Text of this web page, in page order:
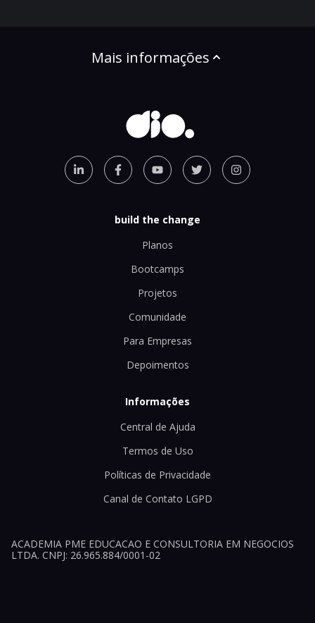
Mais informações
build the change
Planos
Bootcamps
Projetos
Comunidade
Para Empresas
Depoimentos
Informações
Central de Ajuda
Termos de Uso
Políticas de Privacidade
Canal de Contato LGPD
ACADEMIA PME EDUCACAO E CONSULTORIA EM NEGOCIOS
LTDA. CNPJ: 26.965.884/0001-02